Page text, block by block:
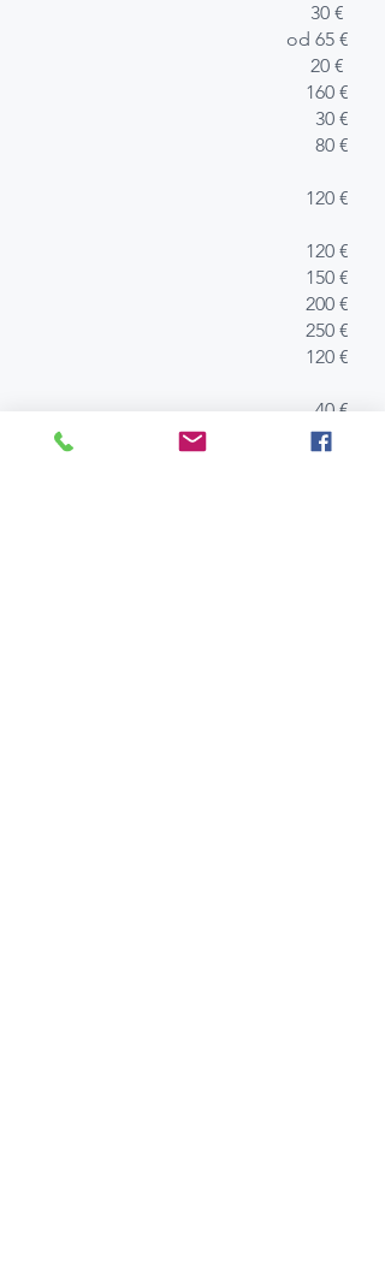
30 €
od 65 €
20 €
160 €
30 €
80 €
120 €
120 €
150 €
200 €
250 €
120 €
40 €
60 €